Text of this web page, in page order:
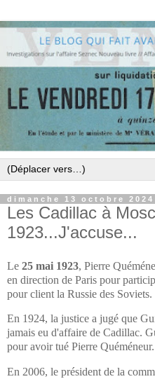
dimanche 13 octobre 2024
Les Cadillac à
1923...J'accuse...
Le 25 mai 1923, Pierre
en direction de Paris pour
pour client la Russie des Soviets.
En 1924, la justice a jugé que
jamais eu d'affaire de Cadillac.
pour avoir tué Pierre Quéméneur.
En 2006, le président de la